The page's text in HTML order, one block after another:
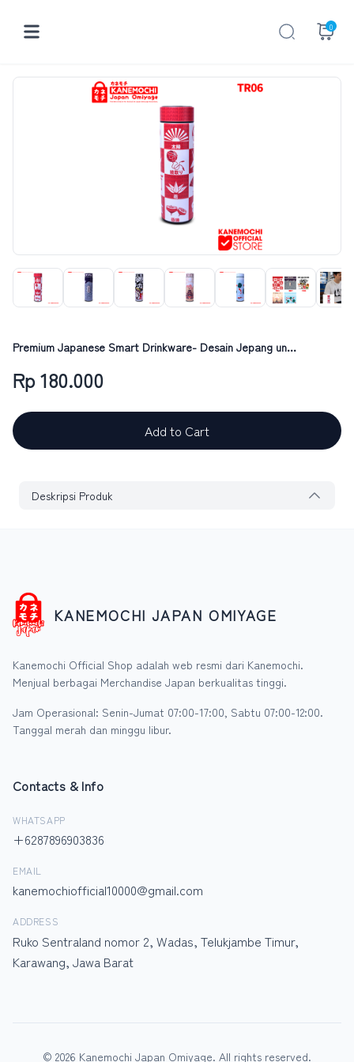
0
Premium Japanese Smart Drinkware- Desain Jepang un...
Rp 180.000
Add to Cart
Deskripsi Produk
KANEMOCHI JAPAN OMIYAGE
Kanemochi Official Shop adalah web resmi dari Kanemochi.
Menjual berbagai Merchandise Japan berkualitas tinggi.
Jam Operasional: Senin-Jumat 07:00-17:00, Sabtu 07:00-12:00.
Tanggal merah dan minggu libur.
Contacts & Info
WHATSAPP
+6287896903836
EMAIL
kanemochiofficial10000@gmail.com
ADDRESS
Ruko Sentraland nomor 2, Wadas, Telukjambe Timur,
Karawang, Jawa Barat
© 2026 Kanemochi Japan Omiyage. All rights reserved.